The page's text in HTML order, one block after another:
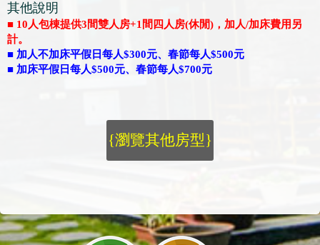
其他說明
■ 10人包棟提供3間雙人房+1間四人房(休閒)，加人/加床費用另
計。
■ 加人不加床平假日每人$300元、春節每人$500元
■ 加床平假日每人$500元、春節每人$700元
{瀏覽其他房型}